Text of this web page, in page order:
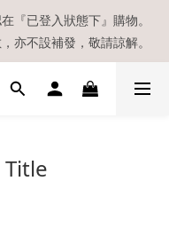
以外的所有貨品都需要訂
『已登入狀態下』購物。
亦不設補發，敬請諒解。
遞寄出後，本店只會以電